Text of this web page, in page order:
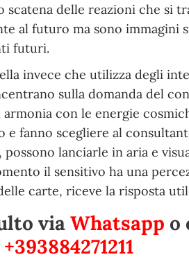
delle reazioni che si
al futuro ma sono immagini
futuri.
invece che utilizza degli
sulla domanda del
con le energie
e fanno scegliere al
lanciarle in aria e
il sensitivo ha una
carte, riceve la risposta
viaWhatsapp o
+393884271211